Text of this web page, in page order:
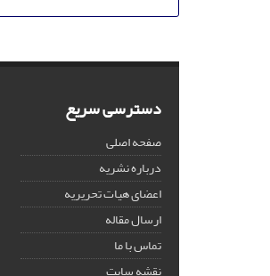
دسترسی سریع
صفحه اصلی
درباره نشریه
اعضای هیات تحریریه
ارسال مقاله
تماس با ما
نقشه سایت